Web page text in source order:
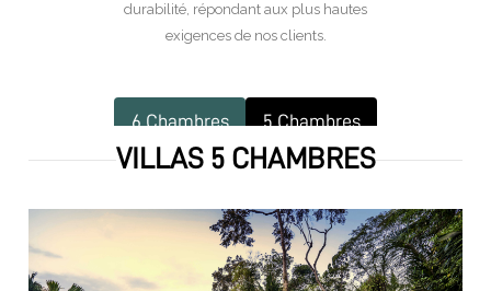
durabilité, répondant aux plus hautes
exigences de nos clients.
6 Chambres 5 Chambres
4 Chambres 3 Chambres
2 Chambres 1 Chambres
VILLAS 5 CHAMBRES